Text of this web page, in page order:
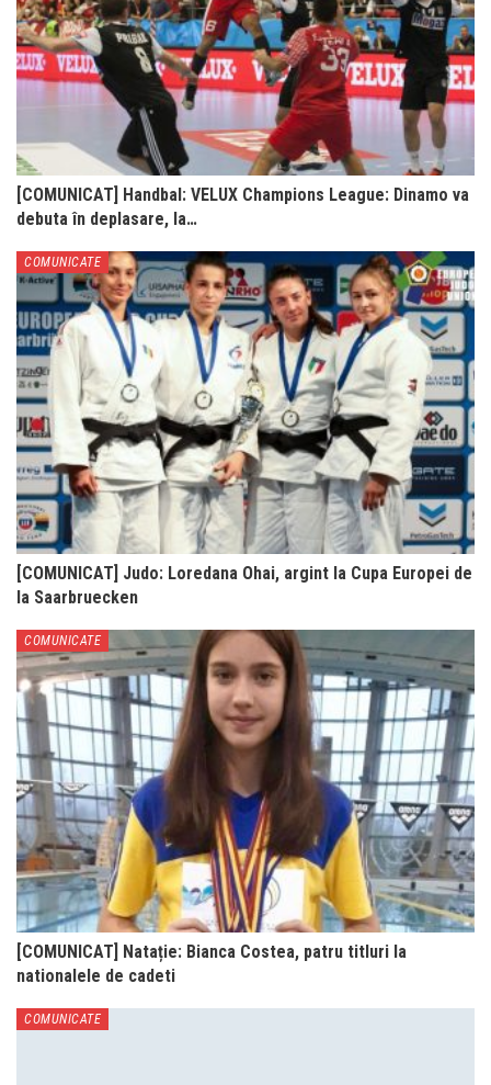
[COMUNICAT] Handbal: VELUX Champions League: Dinamo va
debuta în deplasare, la…
COMUNICATE
[COMUNICAT] Judo: Loredana Ohai, argint la Cupa Europei de
la Saarbruecken
COMUNICATE
[COMUNICAT] Natație: Bianca Costea, patru titluri la
nationalele de cadeti
COMUNICATE